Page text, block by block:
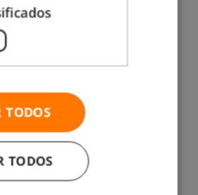
TODOS
TODOS